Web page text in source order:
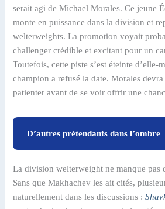
serait agi de Michael Morales. Ce jeune
monte en puissance dans la division et
welterweights. La promotion voyait
challenger crédible et excitant pour un
Toutefois, cette piste s’est éteinte d’elle-
champion a refusé la date. Morales devra
patienter avant de se voir offrir une
D’autres prétendants dans l’ombre
La division welterweight ne manque pas
Sans que Makhachev les ait cités,
naturellement dans les discussions :